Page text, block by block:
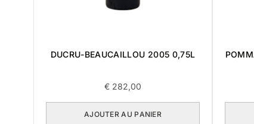
DUCRU-BEAUCAILLOU 2005 0,75L
€ 282,00
AJOUTER AU PANIER